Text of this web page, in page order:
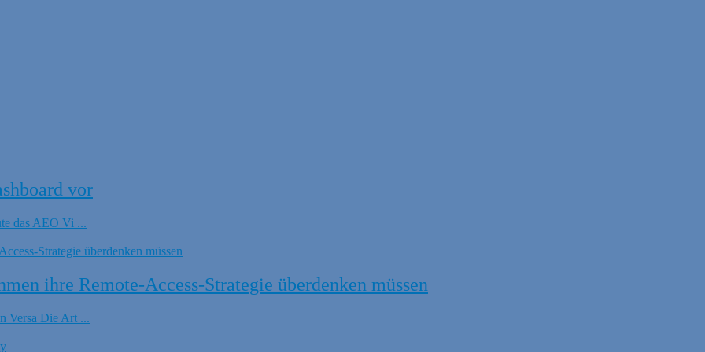
vor
das AEO Vi ...
ihre Remote-Access-Strategie überdenken müssen
Versa Die Art ...